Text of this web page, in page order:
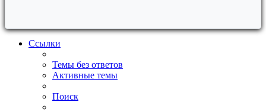
Ссылки
Темы без ответов
Активные темы
Поиск